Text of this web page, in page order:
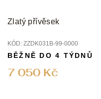
Zlatý přívěsek
KÓD: ZZDK031B-99-0000
7 050 Kč
BĚŽNĚ DO 4 TÝDNŮ